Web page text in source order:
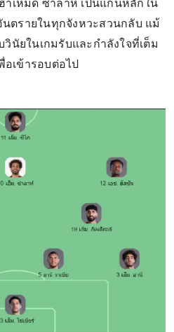
าเหม็ด ซาลาห์ เป็นแกนหลักใน
ตรายในทุกจังหวะสวนกลับ แม้
นัยในเกมรับและกำลังใจที่เต็ม
เข้ารอบต่อไป